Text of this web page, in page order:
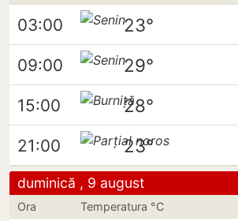
03:00 23°
09:00 29°
15:00 28°
21:00 23°
duminică , 9 august
Ora Temperatura °C